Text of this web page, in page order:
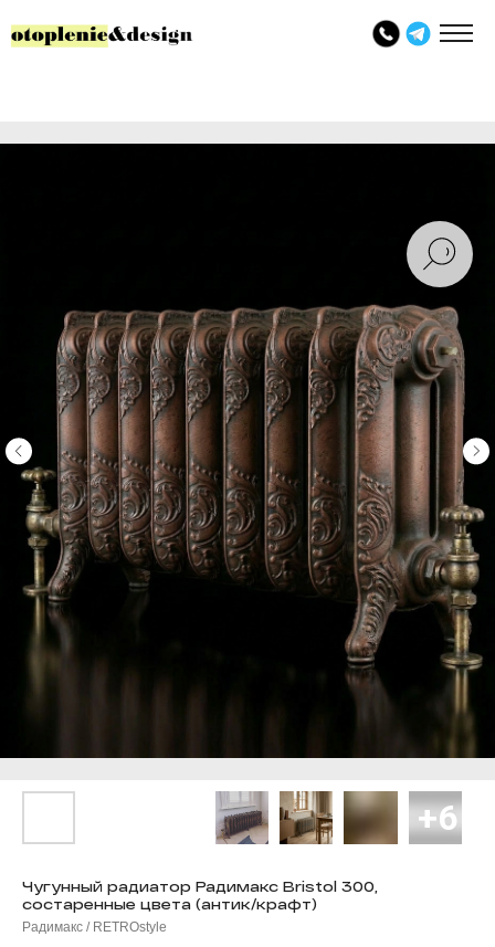
Чугунный радиатор Радимакс Bristol 300,
состаренные цвета (антик/крафт)
Радимакс / RETROstyle